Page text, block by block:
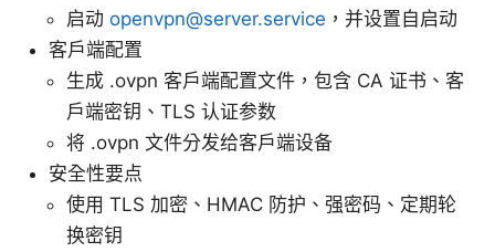
启动 openvpn@server.service ，并设置自启动
客户端配置
生成 .ovpn 客户端配置文件，包含 CA 证书、客
户端密钥、TLS 认证参数
将 .ovpn 文件分发给客户端设备
安全性要点
使用 TLS 加密、HMAC 防护、强密码、定期轮
换密钥